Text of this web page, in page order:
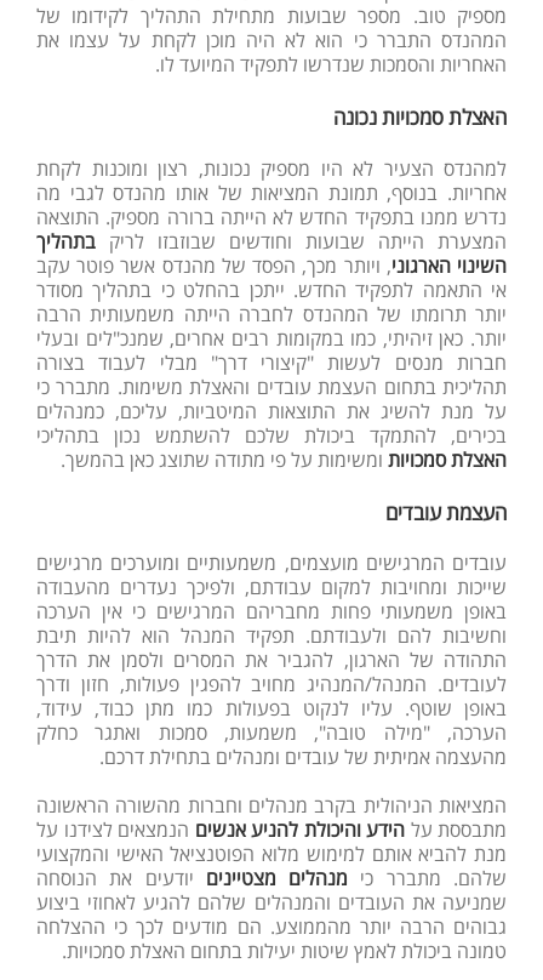
מספיק טוב. מספר שבועות מתחילת התהליך לקידומו של
המהנדס התברר כי הוא לא היה מוכן לקחת על עצמו את
האחריות והסמכות שנדרשו לתפקיד המיועד לו.
האצלת סמכויות נכונה
למהנדס הצעיר לא היו מספיק נכונות, רצון ומוכנות לקחת
אחריות. בנוסף, תמונת המציאות של אותו מהנדס לגבי מה
נדרש ממנו בתפקיד החדש לא הייתה ברורה מספיק. התוצאה
המצערת הייתה שבועות וחודשים שבוזבזו לריק בתהליך
השינוי הארגוני, ויותר מכך, הפסד של מהנדס אשר פוטר עקב
אי התאמה לתפקיד החדש. ייתכן בהחלט כי בתהליך מסודר
יותר תרומתו של המהנדס לחברה הייתה משמעותית הרבה
יותר. כאן זיהיתי, כמו במקומות רבים אחרים, שמנכ"לים ובעלי
חברות מנסים לעשות "קיצורי דרך" מבלי לעבוד בצורה
תהליכית בתחום העצמת עובדים והאצלת משימות. מתברר כי
על מנת להשיג את התוצאות המיטביות, עליכם, כמנהלים
בכירים, להתמקד ביכולת שלכם להשתמש נכון בתהליכי
האצלת סמכויות ומשימות על פי מתודה שתוצג כאן בהמשך.
העצמת עובדים
עובדים המרגישים מועצמים, משמעותיים ומוערכים מרגישים
שייכות ומחויבות למקום עבודתם, ולפיכך נעדרים מהעבודה
באופן משמעותי פחות מחבריהם המרגישים כי אין הערכה
וחשיבות להם ולעבודתם. תפקיד המנהל הוא להיות תיבת
התהודה של הארגון, להגביר את המסרים ולסמן את הדרך
לעובדים. המנהל/המנהיג מחויב להפגין פעולות, חזון ודרך
באופן שוטף. עליו לנקוט בפעולות כמו מתן כבוד, עידוד,
הערכה, "מילה טובה", משמעות, סמכות ואתגר כחלק
מהעצמה אמיתית של עובדים ומנהלים בתחילת דרכם.
המציאות הניהולית בקרב מנהלים וחברות מהשורה הראשונה
מתבססת על הידע והיכולת להניע אנשים הנמצאים לצידנו על
מנת להביא אותם למימוש מלוא הפוטנציאל האישי והמקצועי
שלהם. מתברר כי מנהלים מצטיינים יודעים את הנוסחה
שמניעה את העובדים והמנהלים שלהם להגיע לאחוזי ביצוע
גבוהים הרבה יותר מהממוצע. הם מודעים לכך כי ההצלחה
טמונה ביכולת לאמץ שיטות יעילות בתחום האצלת סמכויות.